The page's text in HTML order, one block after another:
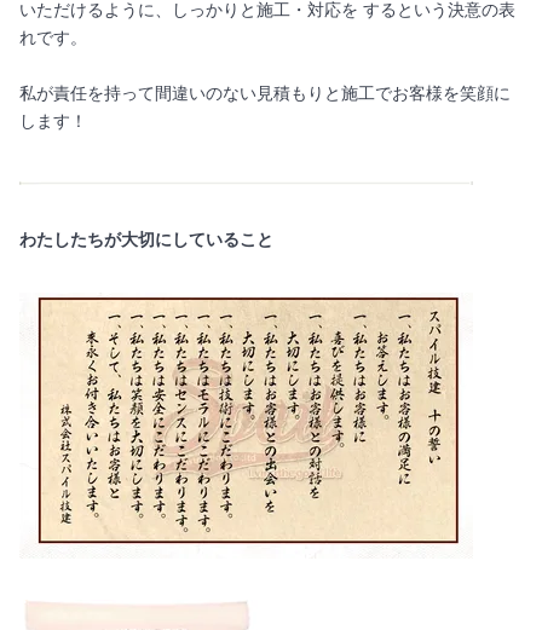
いただけるように、しっかりと施工・対応を するという決意の表
れです。
私が責任を持って間違いのない見積もりと施工でお客様を笑顔に
します！
わたしたちが大切にしていること